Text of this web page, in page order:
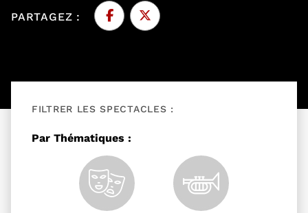
PARTAGEZ :
FILTRER LES SPECTACLES :
Filtrer les événements
Par Thématiques :